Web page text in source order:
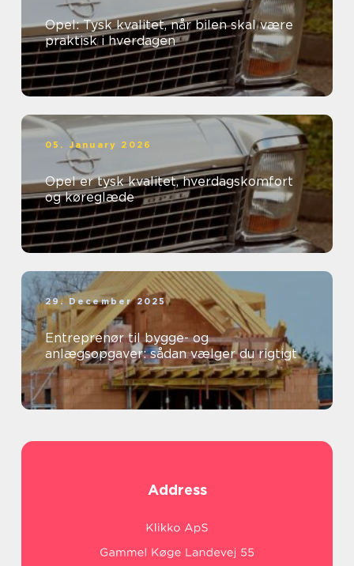
Opel: Tysk kvalitet, når bilen skal være
praktisk i hverdagen
05. January 2026
Opel er tysk kvalitet, hverdagskomfort
og køreglæde
29. December 2025
Entreprenør til bygge- og
anlægsopgaver: sådan vælger du rigtigt
Address